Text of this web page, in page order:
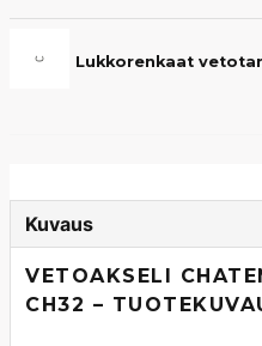
Kuvaus
VETOAKSELI
CH32 –